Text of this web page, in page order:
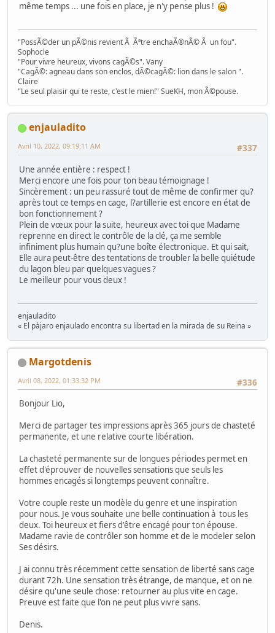
même temps ... une fois en place, je n'y pense plus !
"PossÃ©der un pÃ©nis revient Ã Ãªtre enchaÃ®nÃ© Ã un fou".
Sophocle
"Pour vivre heureux, vivons cagÃ©s". Vany
"CagÃ©: agneau dans son enclos, dÃ©cagÃ©: lion dans le salon ".
Claire
"Le seul plaisir qui te reste, c'est le mien!" SueKH, mon Ã©pouse.
enjauladito
#337
Avril 10, 2022, 09:19:11 AM
Une année entière : respect !
Merci encore une fois pour ton beau témoignage !
Sincèrement : un peu rassuré tout de même de confirmer qu?
après tout ce temps en cage, l?artillerie est encore en état de
bon fonctionnement ?
Plein de vœux pour la suite, heureux avec toi que Madame
reprenne en direct le contrôle de la clé, ça me semble
infiniment plus humain qu?une boîte électronique. Et qui sait,
Elle aura peut-être des tentations de troubler la belle quiétude
du lagon bleu par quelques vagues ?
Le meilleur pour vous deux !
enjauladito
« El pàjaro enjaulado encontra su libertad en la mirada de su Reina »
Margotdenis
#336
Avril 08, 2022, 01:33:32 PM
Bonjour Lio,
Merci de partager tes impressions après 365 jours de chasteté
permanente, et une relative courte libération.
La chasteté permanente sur de longues périodes permet en
effet d'éprouver de nouvelles sensations que seuls les
hommes encagés si longtemps peuvent connaître.
Votre couple reste un modèle du genre et une inspiration
pour nous. Je vous souhaite une belle continuation à tous les
deux. Toi heureux et fiers d'être encagé pour ton épouse.
Madame ravie de contrôler son homme et de le modeler selon
Ses désirs.
J ai connu très récemment cette sensation de liberté sans cage
durant 72h. Une sensation très étrange, de manque, et on ne
désire qu'une seule chose: retourner au plus vite en cage.
Preuve est faite que l'on ne peut plus vivre sans.
Denis.